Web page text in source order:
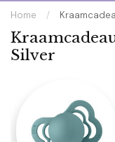
Home /
Silver